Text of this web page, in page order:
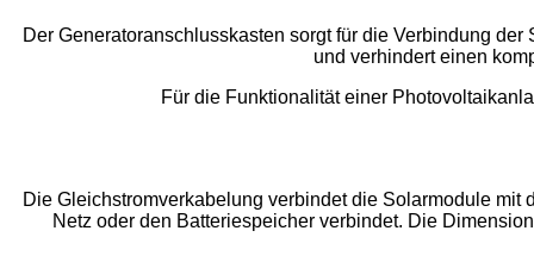
Der Generatoranschlusskasten sorgt für die Verbindung
und verhindert einen
Für die Funktionalität einer
Die Gleichstromverkabelung verbindet die Solarmodule
Netz oder den Batteriespeicher verbindet. Die